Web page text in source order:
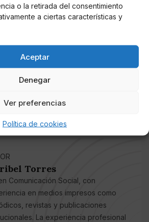
o la retirada del consentimiento
a ciertas características y
Aceptar
Denegar
Ver preferencias
Política de cookies
apuntan que el matrimonio tiene
una dura crisis y, al
cuando Olga regresó
y se dio cuenta que su
ni públicamente. Por ahora, la
y ambos siguen compartiendo
Málaga.
Torres
Comunicación Social, con
en medios impresos como
revistas y publicaciones
La experiencia profesional